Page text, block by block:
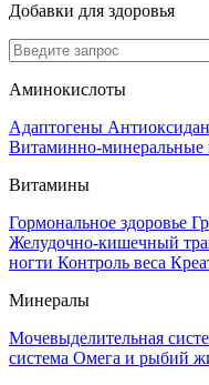
Добавки для здоровья
Аминокислоты
Адаптогены
Витаминно-минеральные
Витамины
Гормональное здоровье
Желудочно-кишечный
ногти Контроль веса
Минералы
Мочевыделительная
система Омега и рыбий